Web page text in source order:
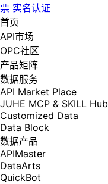
票 实名认证
首页
API市场
OPC社区
产品矩阵
数据服务
API Market Place
JUHE MCP & SKILL Hub
Customized Data
Data Block
数据产品
APIMaster
DataArts
QuickBot